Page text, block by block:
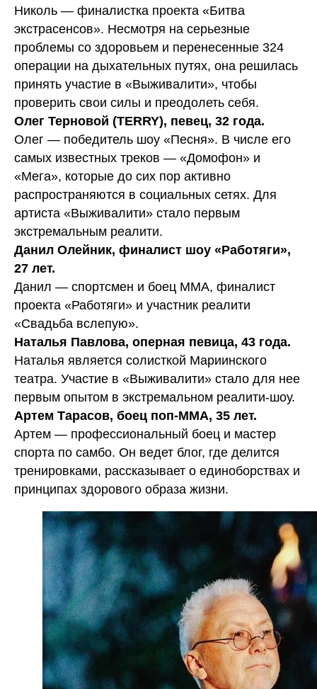
Николь — финалистка проекта «Битва
экстрасенсов». Несмотря на серьезные
проблемы со здоровьем и перенесенные 324
операции на дыхательных путях, она решилась
принять участие в «Выживалити», чтобы
проверить свои силы и преодолеть себя.
Олег Терновой (TERRY), певец, 32 года.
Олег — победитель шоу «Песня». В числе его
самых известных треков — «Домофон» и
«Мега», которые до сих пор активно
распространяются в социальных сетях. Для
артиста «Выживалити» стало первым
экстремальным реалити.
Данил Олейник, финалист шоу «Работяги»,
27 лет.
Данил — спортсмен и боец ММА, финалист
проекта «Работяги» и участник реалити
«Свадьба вслепую».
Наталья Павлова, оперная певица, 43 года.
Наталья является солисткой Мариинского
театра. Участие в «Выживалити» стало для нее
первым опытом в экстремальном реалити-шоу.
Артем Тарасов, боец поп-ММА, 35 лет.
Артем — профессиональный боец и мастер
спорта по самбо. Он ведет блог, где делится
тренировками, рассказывает о единоборствах и
принципах здорового образа жизни.